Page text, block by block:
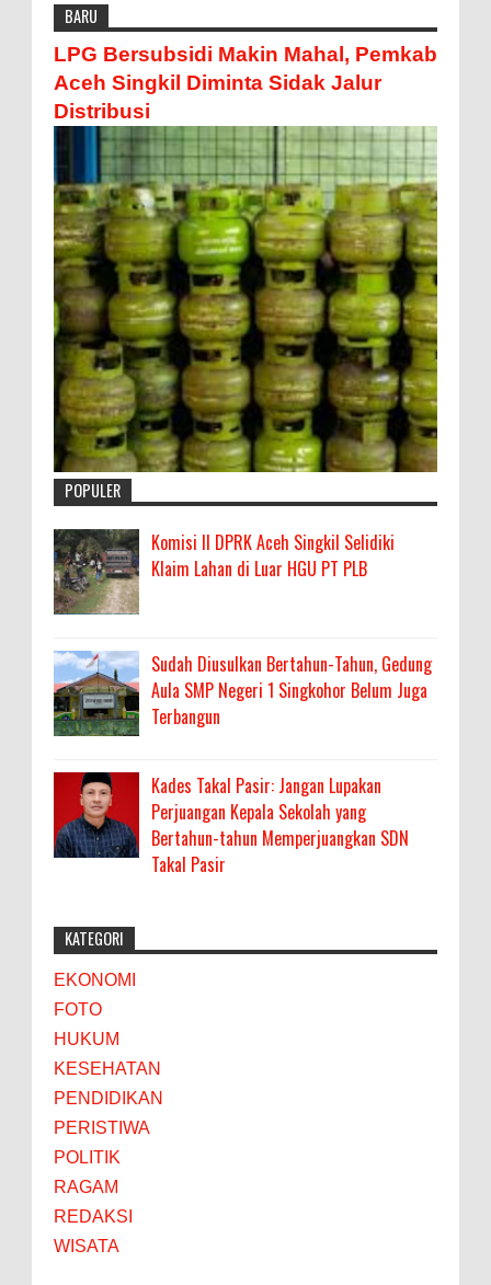
BARU
LPG Bersubsidi Makin Mahal, Pemkab
Aceh Singkil Diminta Sidak Jalur
Distribusi
POPULER
Komisi II DPRK Aceh Singkil Selidiki
Klaim Lahan di Luar HGU PT PLB
Sudah Diusulkan Bertahun-Tahun, Gedung
Aula SMP Negeri 1 Singkohor Belum Juga
Terbangun
Kades Takal Pasir: Jangan Lupakan
Perjuangan Kepala Sekolah yang
Bertahun-tahun Memperjuangkan SDN
Takal Pasir
KATEGORI
EKONOMI
FOTO
HUKUM
KESEHATAN
PENDIDIKAN
PERISTIWA
POLITIK
RAGAM
REDAKSI
WISATA